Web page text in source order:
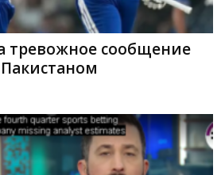
тревожное сообщение